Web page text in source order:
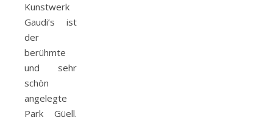
Kunstwerk
Gaudi’s ist
der
berühmte
und sehr
schön
angelegte
Park Güell.